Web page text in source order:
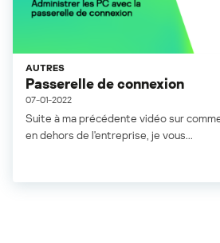
AUTRES
Passerelle de connexion
07-01-2022
Suite à ma précédente vidéo sur
en dehors de l'entreprise, je vous...